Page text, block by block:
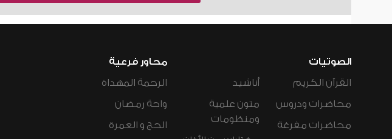
الصوتيات
القرآن الكريم
محاضرات ودروس
محاضرات مفرغة
أناشيد
متون علمية
ومنظومات
محاور فرعية
الرحمة المهداة
واحة رمضان
الحج و العمرة